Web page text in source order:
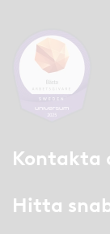
Kontakta
Hitta